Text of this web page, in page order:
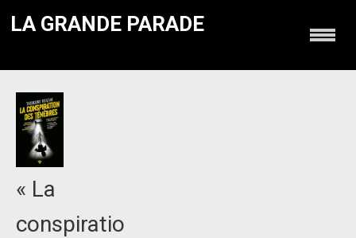
LA GRANDE PARADE
« La
conspiratio